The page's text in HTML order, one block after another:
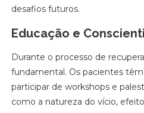
desafios futuros.
Educação e
Durante o processo de
fundamental. Os pacientes
participar de workshops e
como a natureza do vício,